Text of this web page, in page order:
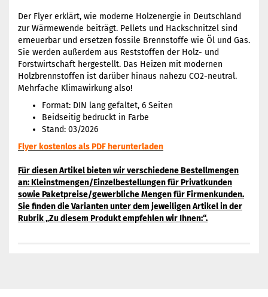
Der Flyer erklärt, wie moderne Holzenergie in Deutschland
zur Wärmewende beiträgt. Pellets und Hackschnitzel sind
erneuerbar und ersetzen fossile Brennstoffe wie Öl und Gas.
Sie werden außerdem aus Reststoffen der Holz- und
Forstwirtschaft hergestellt. Das Heizen mit modernen
Holzbrennstoffen ist darüber hinaus nahezu CO2-neutral.
Mehrfache Klimawirkung also!
Format: DIN lang gefaltet, 6 Seiten
Beidseitig bedruckt in Farbe
Stand: 03/2026
Flyer kostenlos als PDF herunterladen
Für diesen Artikel bieten wir verschiedene Bestellmengen
an: Kleinstmengen/Einzelbestellungen für Privatkunden
sowie Paketpreise/gewerbliche Mengen für Firmenkunden.
Sie finden die Varianten unter dem jeweiligen Artikel in der
Rubrik „Zu diesem Produkt empfehlen wir Ihnen:“.